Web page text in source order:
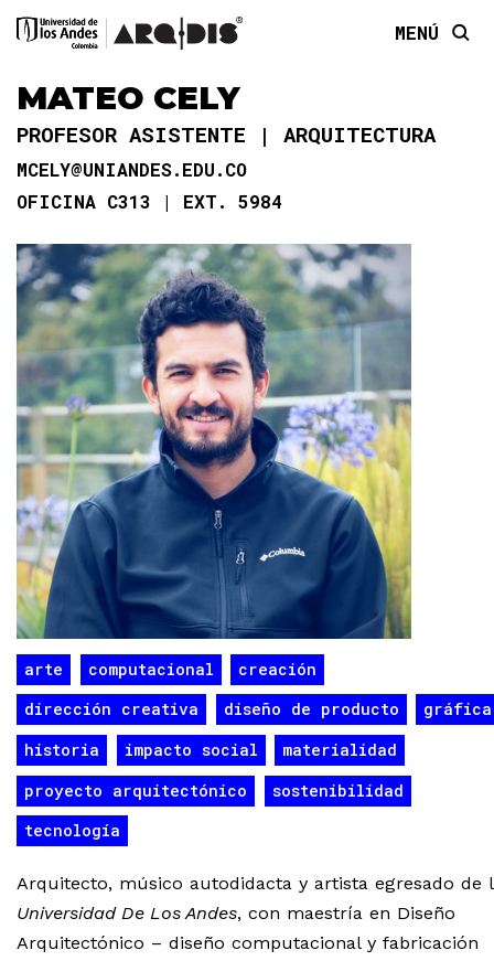
MENÚ
MATEO CELY
PROFESOR ASISTENTE ARQUITECTURA
MCELY@UNIANDES.EDU.CO
OFICINA C313
EXT. 5984
arte computacional
creación
dirección creativa
diseño de producto
gráfica
historia
impacto social
materialidad
proyecto arquitectónico
sostenibilidad
tecnología
Arquitecto, músico autodidacta y artista egresado de
Universidad De Los Andes, con maestría en Diseño
Arquitectónico – diseño computacional y fabricación